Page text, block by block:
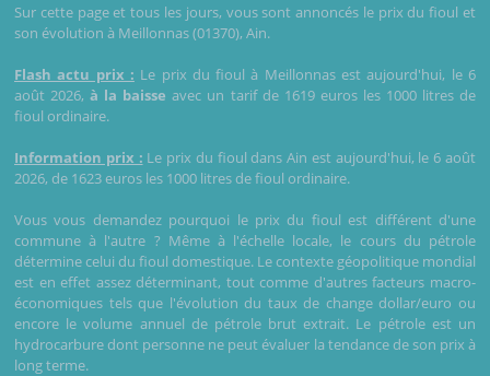
Sur cette page et tous les jours, vous sont annoncés le prix du fioul et
son évolution à Meillonnas (01370), Ain.
Flash actu prix : Le prix du fioul à Meillonnas est aujourd'hui, le 6
août 2026,à la baisse avec un tarif de 1619 euros les 1000 litres de
fioul ordinaire.
Information prix : Le prix du fioul dans Ain est aujourd'hui, le 6 août
2026, de 1623 euros les 1000 litres de fioul ordinaire.
Vous vous demandez pourquoi le prix du fioul est différent d'une
commune à l'autre ? Même à l'échelle locale, le cours du pétrole
détermine celui du fioul domestique. Le contexte géopolitique mondial
est en effet assez déterminant, tout comme d'autres facteurs macro-
économiques tels que l'évolution du taux de change dollar/euro ou
encore le volume annuel de pétrole brut extrait. Le pétrole est un
hydrocarbure dont personne ne peut évaluer la tendance de son prix à
long terme.